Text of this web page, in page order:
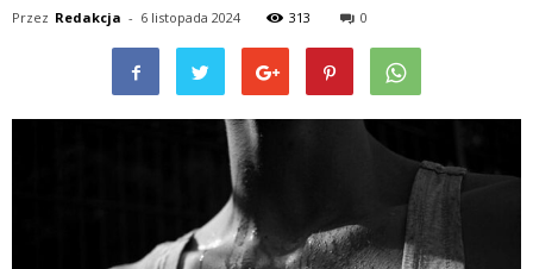
Przez Redakcja - 6 listopada 2024 313 0